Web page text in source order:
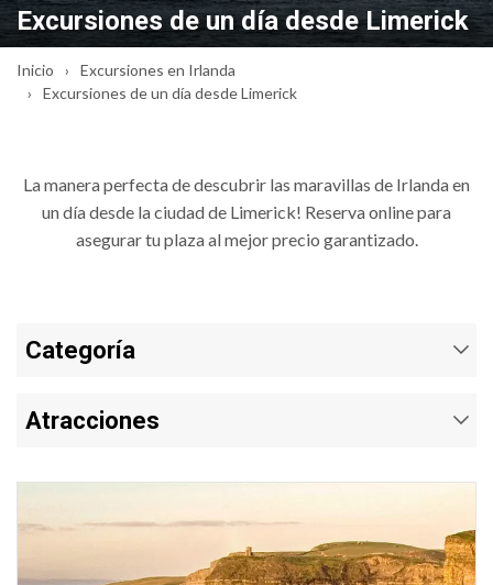
Excursiones de un día desde Limerick
Inicio
Excursiones en Irlanda
Excursiones de un día desde Limerick
La manera perfecta de descubrir las maravillas de Irlanda en
un día desde la ciudad de Limerick! Reserva online para
asegurar tu plaza al mejor precio garantizado.
Categoría
Atracciones